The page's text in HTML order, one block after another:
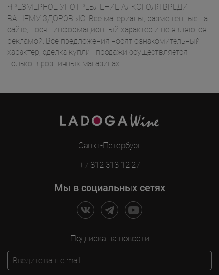
ЧРЕЗМЕРНОЕ УПОТРЕБЛЕНИЕ АЛКОГОЛЯ ВРЕДИТ
ВАШЕМУ ЗДОРОВЬЮ. Все материалы, размещенные на
сайте, носят информационный характер и не являются
рекламой. Все предложения носят ознакомительный
характер, сделка купли—продажи осуществляется
только в розничных магазинах.
Санкт-Петербург
+7 812 313 12 27
Мы в социальных сетях
Подписка на новости